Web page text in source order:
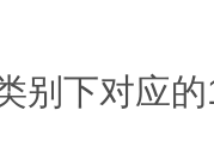
别下对应